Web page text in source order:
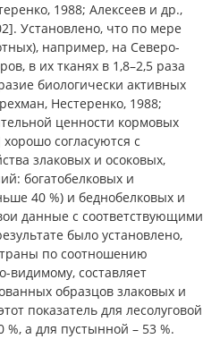
1988; Алексеев и др.,
Установлено, что по мере
например, на Северо-
в их тканях в 1,8–2,5 раза
биологически активных
Нестеренко, 1988;
ценности кормовых
согласуются с
злаковых и осоковых,
богатобелковых и
40 %) и беднобелковых и
данные с соответствующими
было установлено,
по соотношению
видимому, составляет
образцов злаковых и
показатель для лесолуговой
а для пустынной – 53 %.